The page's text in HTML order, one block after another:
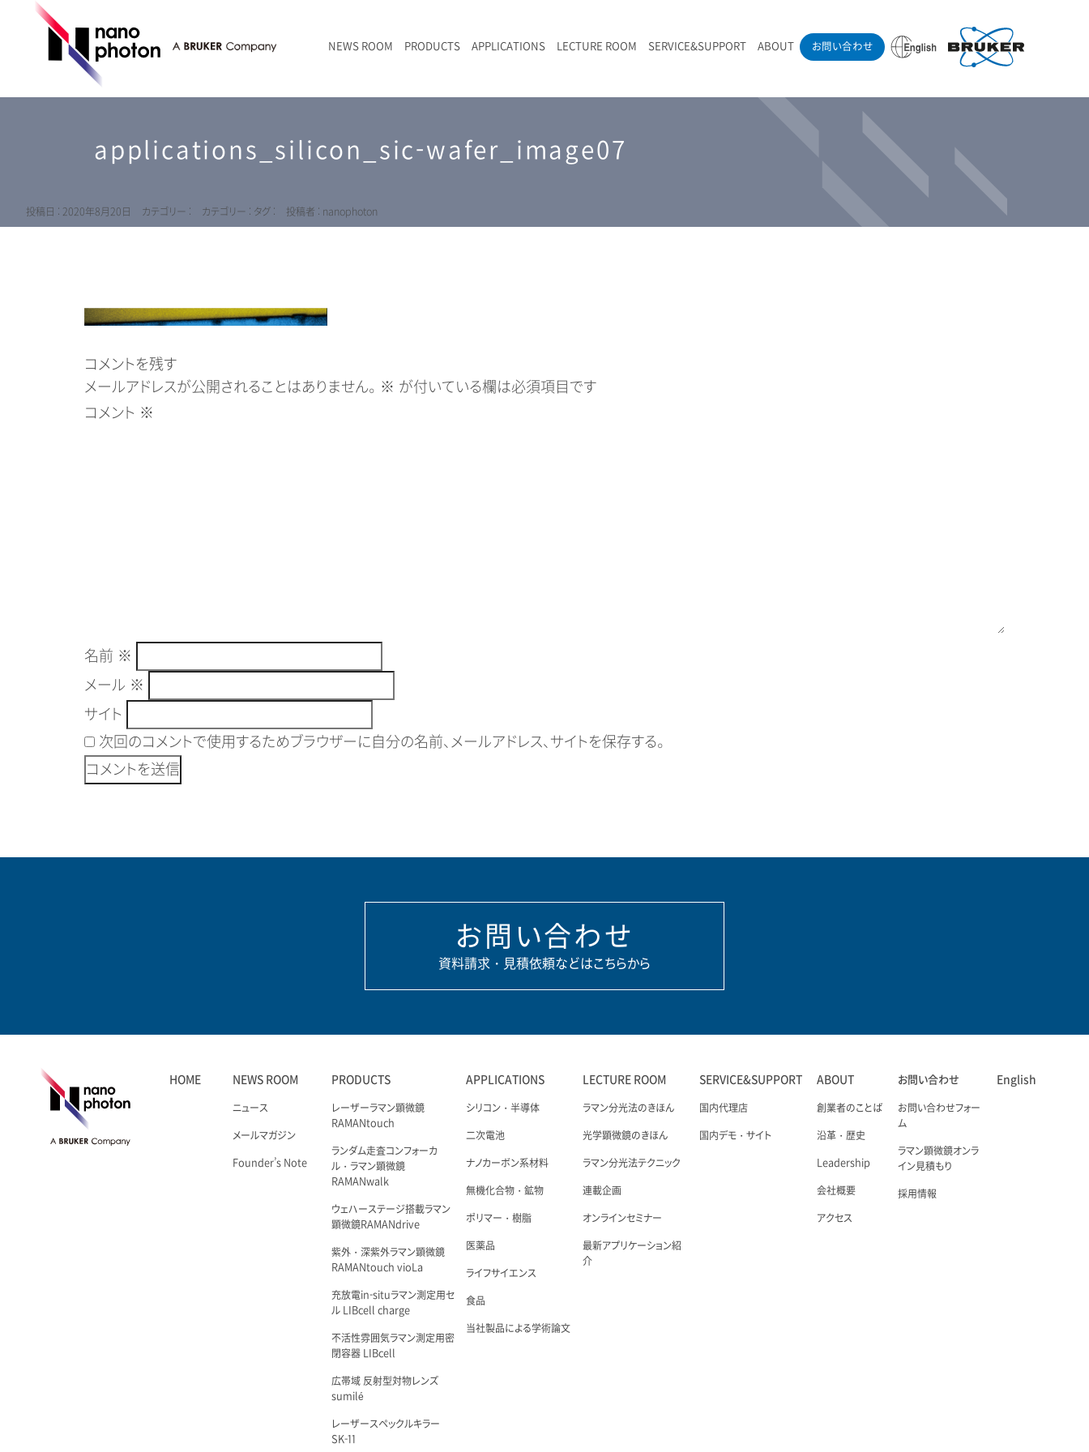
NEWS ROOM PRODUCTS
RAMANdrive | ウェハーステージ搭載ラマン顕微鏡
RAMANtouch vioLa | 紫外・深紫外ラマン顕微鏡
LIBcell charge | 充放電in-situラマン測定用セル
LIBcell | 不活性雰囲気ラマン測定用密閉容器
sumilé | 広帯域 反射型対物レンズ
SK-11 | レーザースペックルキラー
RAMAN顕微鏡オンライン見積もり
APPLICATIONS
無機化合物・鉱物
ポリマー（高分子）・樹脂
ライフサイエンス
LECTURE ROOM
オンラインセミナー
SERVICE&SUPPORT ABOUT
アクセス
お問い合わせ
applications_silicon_sic-wafer_image07
投稿日 : 2020年8月20日 カテゴリー : カテゴリー : タグ : 投稿者 : nanophoton
コメントを残す
メールアドレスが公開されることはありません。 ※ が付いている欄は必須項目です
コメント ※
名前 ※
メール ※
サイト
次回のコメントで使用するためブラウザーに自分の名前、メールアドレス、サイトを保存する。
お問い合わせ
資料請求・見積依頼などはこちらから
HOME NEWS ROOM
ニュース
メールマガジン
Founder’s Note
PRODUCTS
レーザーラマン顕微鏡
RAMANtouch
ランダム走査コンフォーカ
ル・ラマン顕微鏡
RAMANwalk
ウェハーステージ搭載ラマン
顕微鏡RAMANdrive
紫外・深紫外ラマン顕微鏡
RAMANtouch vioLa
充放電in-situラマン測定用セ
ル LIBcell charge
不活性雰囲気ラマン測定用密
閉容器 LIBcell
広帯域 反射型対物レンズ
sumilé
レーザースペックルキラー
SK-11
APPLICATIONS
シリコン・半導体
二次電池
ナノカーボン系材料
無機化合物・鉱物
ポリマー・樹脂
医薬品
ライフサイエンス
食品
当社製品による学術論文
LECTURE ROOM
ラマン分光法のきほん
光学顕微鏡のきほん
ラマン分光法テクニック
連載企画
オンラインセミナー
最新アプリケーション紹
介
SERVICE&SUPPORT
国内代理店
国内デモ・サイト
ABOUT
創業者のことば
沿革・歴史
Leadership
会社概要
アクセス
お問い合わせ
お問い合わせフォー
ム
ラマン顕微鏡オンラ
イン見積もり
採用情報
English